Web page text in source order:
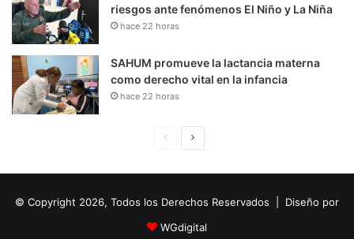
riesgos ante fenómenos El Niño y La Niña
hace 22 horas
SAHUM promueve la lactancia materna
como derecho vital en la infancia
hace 22 horas
i
n
u
i
© Copyright 2026, Todos los Derechos Reservados | Diseño por
WGdigital